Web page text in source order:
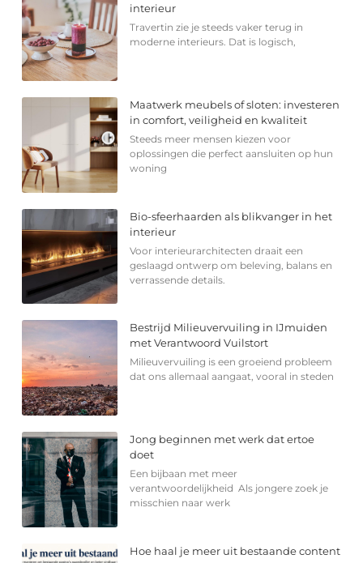
interieur
Travertin zie je steeds vaker terug in
moderne interieurs. Dat is logisch,
Maatwerk meubels of sloten: investeren
in comfort, veiligheid en kwaliteit
Steeds meer mensen kiezen voor
oplossingen die perfect aansluiten op hun
woning
Bio-sfeerhaarden als blikvanger in het
interieur
Voor interieurarchitecten draait een
geslaagd ontwerp om beleving, balans en
verrassende details.
Bestrijd Milieuvervuiling in IJmuiden
met Verantwoord Vuilstort
Milieuvervuiling is een groeiend probleem
dat ons allemaal aangaat, vooral in steden
Jong beginnen met werk dat ertoe
doet
Een bijbaan met meer
verantwoordelijkheid Als jongere zoek je
misschien naar werk
Hoe haal je meer uit bestaande content